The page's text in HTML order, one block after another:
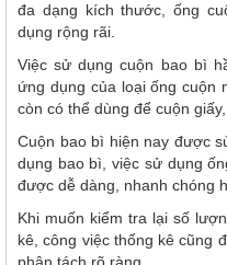
đa dạng kích thước, ống
dụng rộng rãi.
Việc sử dụng cuộn bao bì
ứng dụng của loại ống cuộn
còn có thể dùng để cuộn
Cuộn bao bì hiện nay được
dụng bao bì, việc sử dụng
được dễ dàng, nhanh chóng
Khi muốn kiểm tra lại số
kê, công việc thống kê cũng